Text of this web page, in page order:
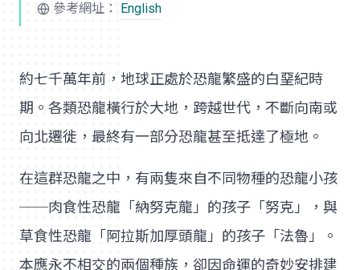
參考網址： English
約七千萬年前，地球正處於恐龍繁盛的白堊紀時
期。各類恐龍橫行於大地，跨越世代，不斷向南或
向北遷徙，最終有一部分恐龍甚至抵達了極地。
在這群恐龍之中，有兩隻來自不同物種的恐龍小孩
──肉食性恐龍「納努克龍」的孩子「努克」，與
草食性恐龍「阿拉斯加厚頭龍」的孩子「法魯」。
本應永不相交的兩個種族，卻因命運的奇妙安排建